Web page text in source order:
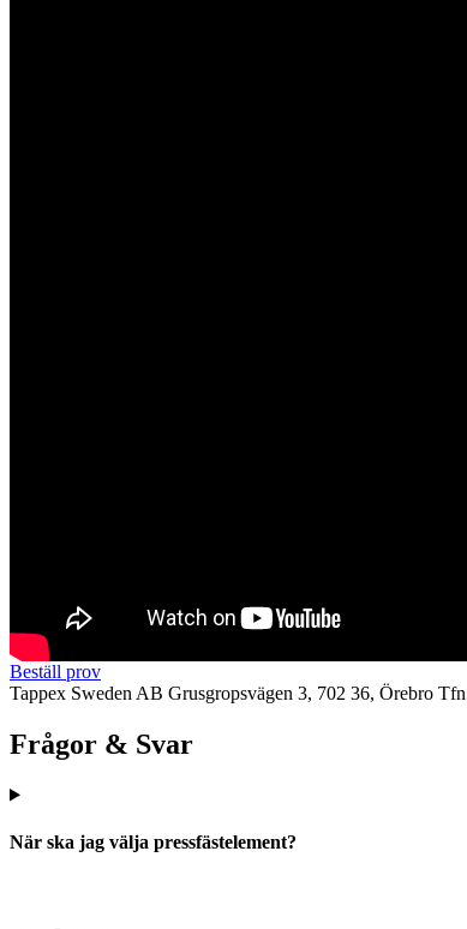
Beställ prov
Tappex Sweden AB Grusgropsvägen 3, 702 36, Örebro
Frågor & Svar
När ska jag välja pressfästelement?